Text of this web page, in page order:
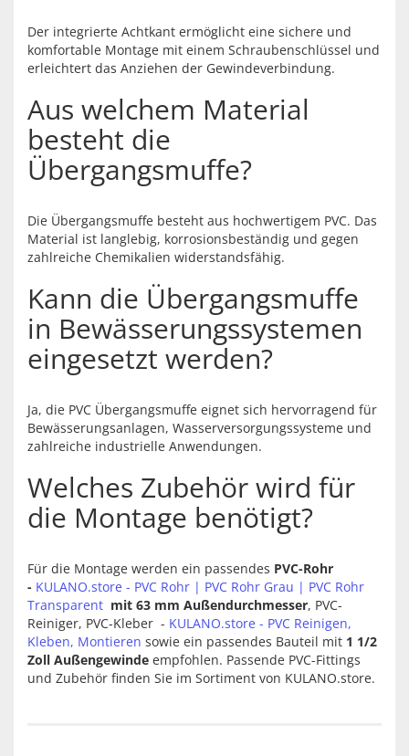
Der integrierte Achtkant ermöglicht eine sichere und
komfortable Montage mit einem Schraubenschlüssel und
erleichtert das Anziehen der Gewindeverbindung.
Aus welchem Material
besteht die
Übergangsmuffe?
Die Übergangsmuffe besteht aus hochwertigem PVC. Das
Material ist langlebig, korrosionsbeständig und gegen
zahlreiche Chemikalien widerstandsfähig.
Kann die Übergangsmuffe
in Bewässerungssystemen
eingesetzt werden?
Ja, die PVC Übergangsmuffe eignet sich hervorragend für
Bewässerungsanlagen, Wasserversorgungssysteme und
zahlreiche industrielle Anwendungen.
Welches Zubehör wird für
die Montage benötigt?
Für die Montage werden ein passendes PVC-Rohr
- KULANO.store - PVC Rohr | PVC Rohr Grau | PVC Rohr
Transparent mit 63 mm Außendurchmesser, PVC-
Reiniger, PVC-Kleber - KULANO.store - PVC Reinigen,
Kleben, Montieren sowie ein passendes Bauteil mit 1 1/2
Zoll Außengewinde empfohlen. Passende PVC-Fittings
und Zubehör finden Sie im Sortiment von KULANO.store.